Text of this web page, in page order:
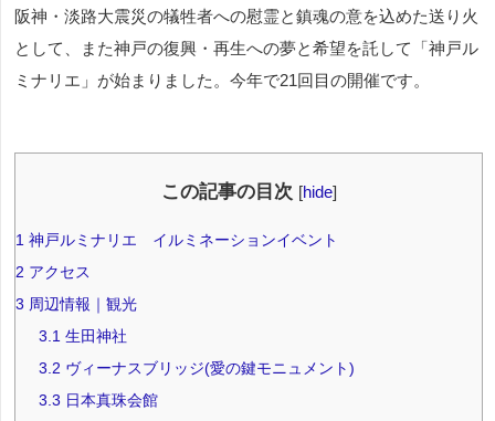
阪神・淡路大震災の犠牲者への慰霊と鎮魂の意を込めた送り火
として、また神戸の復興・再生への夢と希望を託して「神戸ル
ミナリエ」が始まりました。今年で21回目の開催です。
この記事の目次 [hide]
1 神戸ルミナリエ イルミネーションイベント
2 アクセス
3 周辺情報｜観光
3.1 生田神社
3.2 ヴィーナスブリッジ(愛の鍵モニュメント)
3.3 日本真珠会館